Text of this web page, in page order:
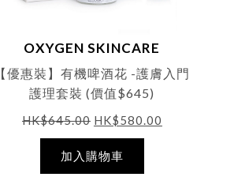
OXYGEN SKINCARE
【優惠裝】有機啤酒花 -護膚入門
護理套裝 (價值$645)
HK$645.00 HK$580.00
加入購物車